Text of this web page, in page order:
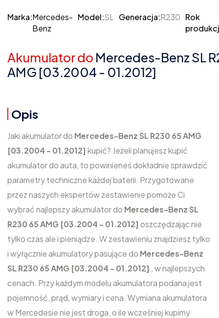
Marka:Mercedes-
Benz
Model:SL Generacja:R230 Rok
Akumulator do Mercedes-Benz SL
AMG [03.2004 - 01.2012]
Opis
Jaki akumulator do Mercedes-Benz SL R230 65 AMG
[03.2004 - 01.2012] kupić? Jeżeli planujesz kupić
akumulator do auta, to powinieneś dokładnie sprawdzić
parametry techniczne każdej baterii. Przygotowane
przez naszych ekspertów zestawienie pomoże Ci
wybrać najlepszy akumulator do Mercedes-Benz SL
R230 65 AMG [03.2004 - 01.2012] oszczędzając nie
tylko czas ale i pieniądze. W zestawieniu znajdziesz tylko
i wyłącznie akumulatory pasujące do Mercedes-Benz
SL R230 65 AMG [03.2004 - 01.2012] , w najlepszych
cenach. Przy każdym modelu akumulatora podana jest
pojemność, prąd, wymiary i cena. Wymiana akumulatora
w Mercedesie nie jest droga, o ile wcześniej kupimy